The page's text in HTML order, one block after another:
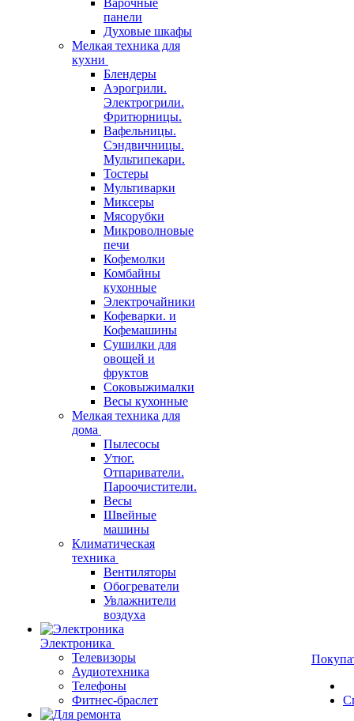
Варочные
панели
Духовые шкафы
Мелкая техника для
кухни
Блендеры
Аэрогрили.
Электрогрили.
Фритюрницы.
Вафельницы.
Сэндвичницы.
Мультипекари.
Тостеры
Мультиварки
Миксеры
Мясорубки
Микроволновые
печи
Кофемолки
Комбайны
кухонные
Электрочайники
Кофеварки. и
Кофемашины
Сушилки для
овощей и
фруктов
Соковыжималки
Весы кухонные
Мелкая техника для
дома
Пылесосы
Утюг.
Отпариватели.
Пароочистители.
Весы
Швейные
машины
Климатическая
техника
Вентиляторы
Обогреватели
Увлажнители
воздуха
Электроника
Телевизоры
Аудиотехника
Телефоны
Фитнес-браслет